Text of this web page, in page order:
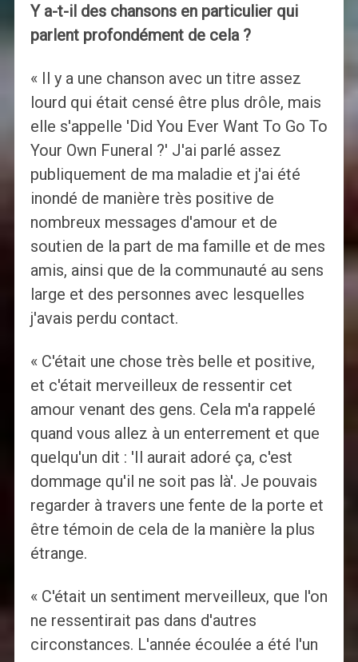
Y a-t-il des chansons en particulier qui
parlent profondément de cela ?
« Il y a une chanson avec un titre assez
lourd qui était censé être plus drôle, mais
elle s'appelle 'Did You Ever Want To Go To
Your Own Funeral ?' J'ai parlé assez
publiquement de ma maladie et j'ai été
inondé de manière très positive de
nombreux messages d'amour et de
soutien de la part de ma famille et de mes
amis, ainsi que de la communauté au sens
large et des personnes avec lesquelles
j'avais perdu contact.
« C'était une chose très belle et positive,
et c'était merveilleux de ressentir cet
amour venant des gens. Cela m'a rappelé
quand vous allez à un enterrement et que
quelqu'un dit : 'Il aurait adoré ça, c'est
dommage qu'il ne soit pas là'. Je pouvais
regarder à travers une fente de la porte et
être témoin de cela de la manière la plus
étrange.
« C'était un sentiment merveilleux, que l'on
ne ressentirait pas dans d'autres
circonstances. L'année écoulée a été l'un